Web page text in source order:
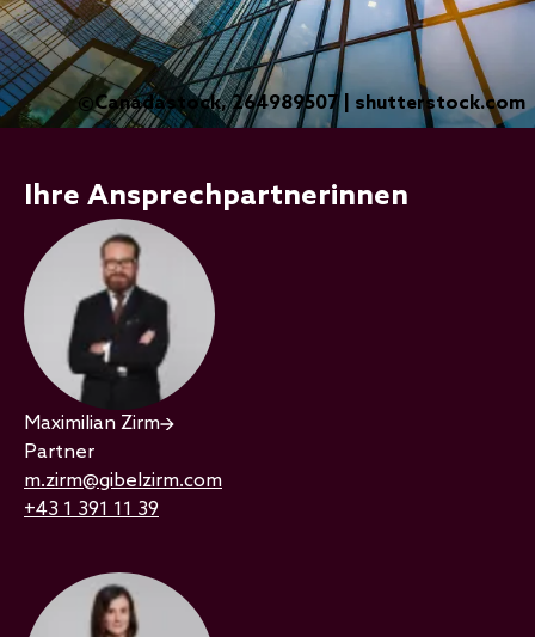
©Canadastock, 264989507 | shutterstock.com
Ihre Ansprechpartnerinnen
Maximilian Zirm
Partner
m.zirm@gibelzirm.com
+43 1 391 11 39